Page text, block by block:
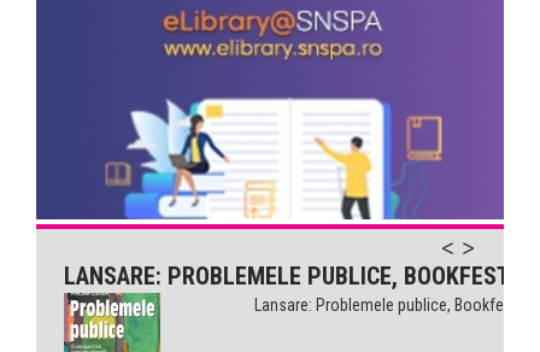
Comunicarea pentru sănătate...
LANSARE: PROBLEMELE PUBLICE, BOOKFEST
Lansare: Problemele publice, Bookfest